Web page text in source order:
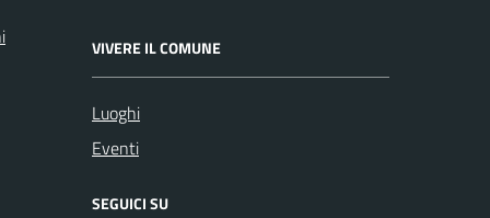
VIVERE IL COMUNE
Luoghi
Eventi
SEGUICI SU